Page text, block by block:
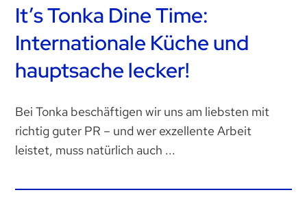
It’s Tonka Dine Time:
Internationale Küche und
hauptsache lecker!
Bei Tonka beschäftigen wir uns am liebsten mit
richtig guter PR – und wer exzellente Arbeit
leistet, muss natürlich auch ...